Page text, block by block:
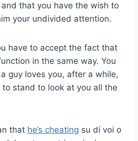
that you have the wish to
your undivided attention.
have to accept the fact that
in the same way. You
guy loves you, after a while,
to stand to look at you all the
that he’s cheating su di voi o